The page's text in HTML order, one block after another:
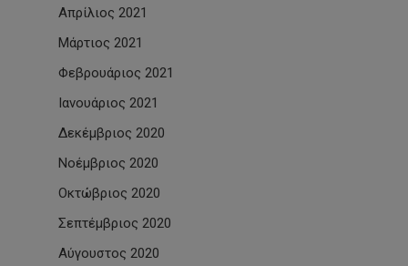
Απρίλιος 2021
Μάρτιος 2021
Φεβρουάριος 2021
Ιανουάριος 2021
Δεκέμβριος 2020
Νοέμβριος 2020
Οκτώβριος 2020
Σεπτέμβριος 2020
Αύγουστος 2020